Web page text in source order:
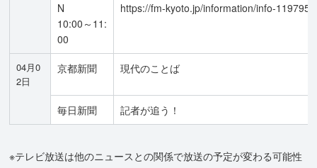
N
10:00～11:
00
https://fm-kyoto.jp/information/info-119795/
04月0
2日
京都新聞 現代のことば
毎日新聞 記者が追う！
※テレビ放送は他のニュースとの関係で放送の予定が変わる可能性